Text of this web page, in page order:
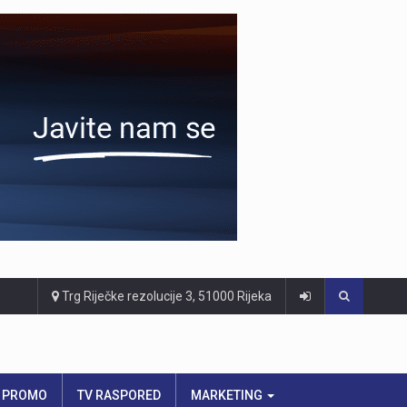
Trg Riječke rezolucije 3, 51000 Rijeka
PROMO TV RASPORED MARKETING